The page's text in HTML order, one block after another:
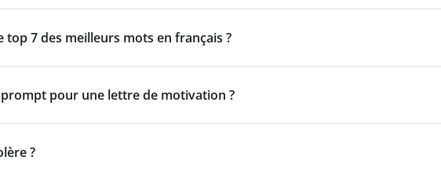
top 7 des meilleurs mots en français ?
pour une lettre de motivation ?
?